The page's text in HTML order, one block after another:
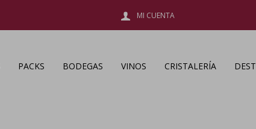
PACKS BODEGAS VINOS CRISTALERÍA